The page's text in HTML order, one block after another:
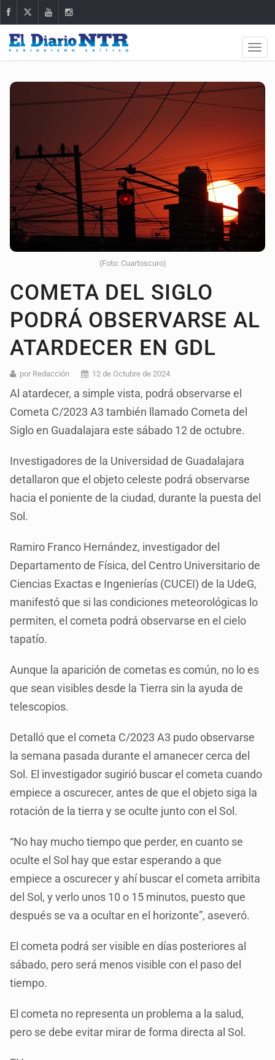
(Foto: Cuartoscuro)
COMETA DEL SIGLO
PODRÁ OBSERVARSE AL
ATARDECER EN GDL
por Redacción 12 de Octubre de 2024
Al atardecer, a simple vista, podrá observarse el
Cometa C/2023 A3 también llamado Cometa del
Siglo en Guadalajara este sábado 12 de octubre.
Investigadores de la Universidad de Guadalajara
detallaron que el objeto celeste podrá observarse
hacia el poniente de la ciudad, durante la puesta del
Sol.
Ramiro Franco Hernández, investigador del
Departamento de Física, del Centro Universitario de
Ciencias Exactas e Ingenierías (CUCEI) de la UdeG,
manifestó que si las condiciones meteorológicas lo
permiten, el cometa podrá observarse en el cielo
tapatío.
Aunque la aparición de cometas es común, no lo es
que sean visibles desde la Tierra sin la ayuda de
telescopios.
Detalló que el cometa C/2023 A3 pudo observarse
la semana pasada durante el amanecer cerca del
Sol. El investigador sugirió buscar el cometa cuando
empiece a oscurecer, antes de que el objeto siga la
rotación de la tierra y se oculte junto con el Sol.
“No hay mucho tiempo que perder, en cuanto se
oculte el Sol hay que estar esperando a que
empiece a oscurecer y ahí buscar el cometa arribita
del Sol, y verlo unos 10 o 15 minutos, puesto que
después se va a ocultar en el horizonte”, aseveró.
El cometa podrá ser visible en días posteriores al
sábado, pero será menos visible con el paso del
tiempo.
El cometa no representa un problema a la salud,
pero se debe evitar mirar de forma directa al Sol.